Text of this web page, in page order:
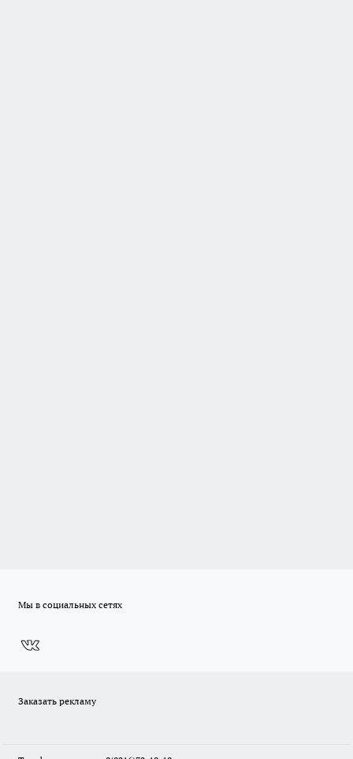
Мы в социальных сетях
Заказать рекламу